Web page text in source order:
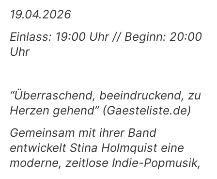
19.04.2026
Einlass: 19:00 Uhr // Beginn: 20:00
Uhr
“Überraschend, beeindruckend, zu
Herzen gehend” (Gaesteliste.de)
Gemeinsam mit ihrer Band
entwickelt Stina Holmquist eine
moderne, zeitlose Indie-Popmusik,